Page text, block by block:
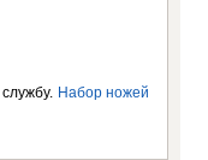
Набор ножей